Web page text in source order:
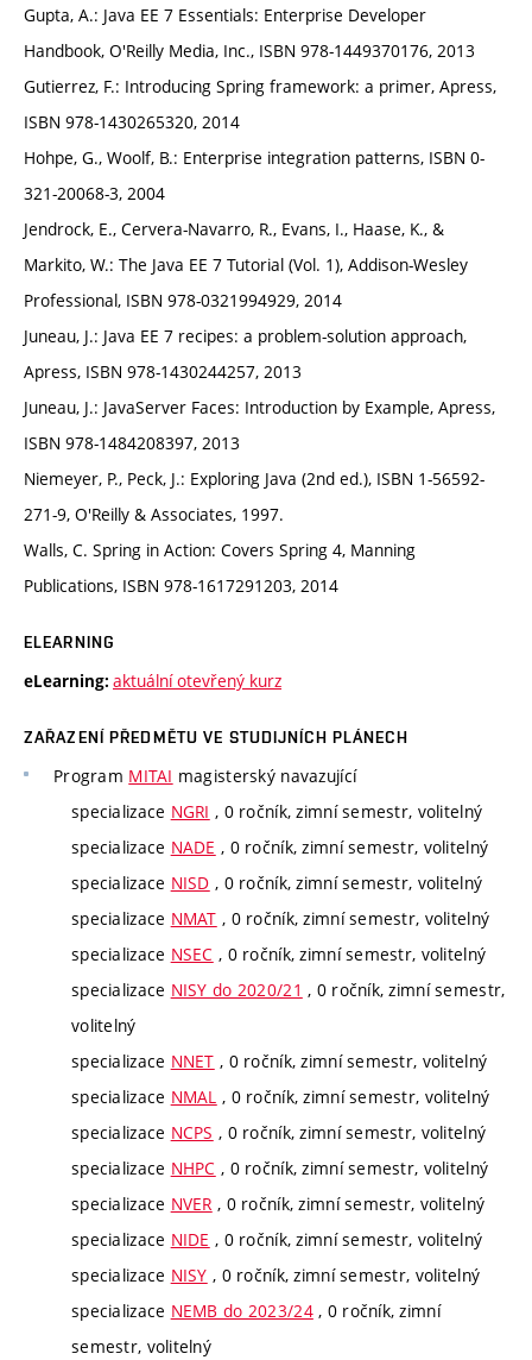
Gupta, A.: Java EE 7 Essentials: Enterprise Developer
Handbook, O'Reilly Media, Inc., ISBN 978-1449370176, 2013
Gutierrez, F.: Introducing Spring framework: a primer, Apress,
ISBN 978-1430265320, 2014
Hohpe, G., Woolf, B.: Enterprise integration patterns, ISBN 0-
321-20068-3, 2004
Jendrock, E., Cervera-Navarro, R., Evans, I., Haase, K., &
Markito, W.: The Java EE 7 Tutorial (Vol. 1), Addison-Wesley
Professional, ISBN 978-0321994929, 2014
Juneau, J.: Java EE 7 recipes: a problem-solution approach,
Apress, ISBN 978-1430244257, 2013
Juneau, J.: JavaServer Faces: Introduction by Example, Apress,
ISBN 978-1484208397, 2013
Niemeyer, P., Peck, J.: Exploring Java (2nd ed.), ISBN 1-56592-
271-9, O'Reilly & Associates, 1997.
Walls, C. Spring in Action: Covers Spring 4, Manning
Publications, ISBN 978-1617291203, 2014
ELEARNING
eLearning: aktuální otevřený kurz
ZAŘAZENÍ PŘEDMĚTU VE STUDIJNÍCH PLÁNECH
Program MITAI magisterský navazující
specializace NGRI , 0 ročník, zimní semestr, volitelný
specializace NADE , 0 ročník, zimní semestr, volitelný
specializace NISD , 0 ročník, zimní semestr, volitelný
specializace NMAT , 0 ročník, zimní semestr, volitelný
specializace NSEC , 0 ročník, zimní semestr, volitelný
specializace NISY do 2020/21 , 0 ročník, zimní semestr,
volitelný
specializace NNET , 0 ročník, zimní semestr, volitelný
specializace NMAL , 0 ročník, zimní semestr, volitelný
specializace NCPS , 0 ročník, zimní semestr, volitelný
specializace NHPC , 0 ročník, zimní semestr, volitelný
specializace NVER , 0 ročník, zimní semestr, volitelný
specializace NIDE , 0 ročník, zimní semestr, volitelný
specializace NISY , 0 ročník, zimní semestr, volitelný
specializace NEMB do 2023/24, 0 ročník, zimní
semestr, volitelný